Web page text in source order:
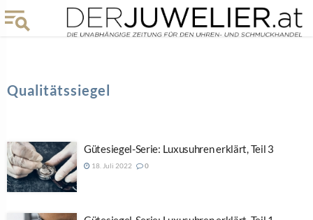
Qualitätssiegel
Gütesiegel-Serie: Luxusuhren erklärt, Teil 3
18. Juli 2022 0